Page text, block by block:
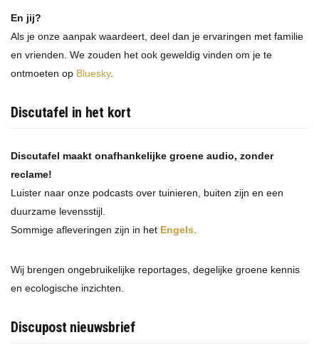
En jij?
Als je onze aanpak waardeert, deel dan je ervaringen met familie
en vrienden. We zouden het ook geweldig vinden om je te
ontmoeten op Bluesky.
Discutafel in het kort
Discutafel maakt onafhankelijke groene audio, zonder
reclame!
Luister naar onze podcasts over tuinieren, buiten zijn en een
duurzame levensstijl.
Sommige afleveringen zijn in het Engels
Wij brengen ongebruikelijke reportages, degelijke groene kennis
en ecologische inzichten.
Discupost nieuwsbrief